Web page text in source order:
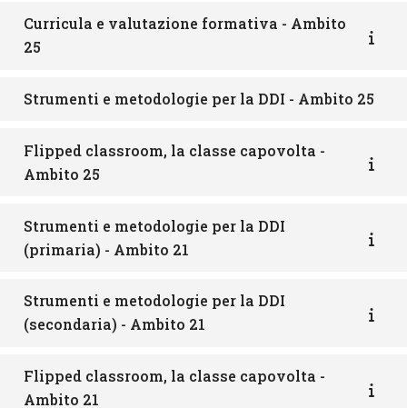
Curricula e valutazione formativa - Ambito
25
Strumenti e metodologie per la DDI - Ambito 25
Flipped classroom, la classe capovolta -
Ambito 25
Strumenti e metodologie per la DDI
(primaria) - Ambito 21
Strumenti e metodologie per la DDI
(secondaria) - Ambito 21
Flipped classroom, la classe capovolta -
Ambito 21